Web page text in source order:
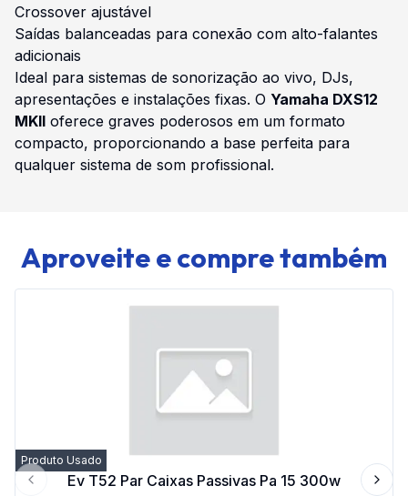
Crossover ajustável
Saídas balanceadas para conexão com alto-falantes
adicionais
Ideal para sistemas de sonorização ao vivo, DJs,
apresentações e instalações fixas. O Yamaha DXS12
MKII oferece graves poderosos em um formato
compacto, proporcionando a base perfeita para
qualquer sistema de som profissional.
Aproveite e compre também
Produto Usado
Ev T52 Par Caixas Passivas Pa 15 300w
Previous slide